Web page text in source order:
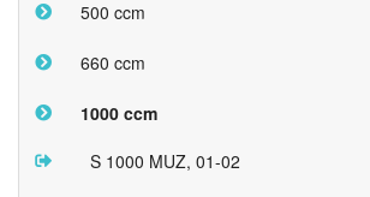
500 ccm
660 ccm
1000 ccm
S 1000 MUZ, 01-02